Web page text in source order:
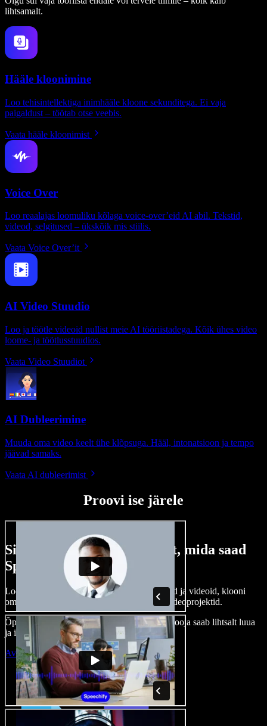
lihtsamalt.
Hääle kloonimine
Loo tehisintellektiga inimhääle kloone sekunditega. Ei vaja
paigaldust – töötab otse veebis.
Vaata hääle kloonimist
Voice Over
Loo reaalajas loomuliku kõlaga voice-over’eid AI abil. Tekstid,
videod, selgitused – ükskõik mis stiilis.
Vaata Voice Over’it
AI Video Stuudio
Loo ja töötle videoid nullist meie AI tööriistadega. Kõik ühes video
loome- ja töötlusstuudios.
Vaata Video Stuudiot
AI Dubleerimine
Muuda oma video keelt ühe klõpsuga. Hääl, intonatsioon ja tempo
jäävad samaks.
Vaata AI dubleerimist
Proovi ise järele
Siin on vaid väike osa sellest, mida saad
Speechify Studioga teha.
Loo voice-over’eid, kasuta tasuta pilte, helisid ja videoid, klooni
oma häält ja pane kokku terviklikud audio-videoprojektid.
Õppimiskõver puudub, kõik töötab veebis – looja saab lihtsalt luua
ja ideed kiiresti ellu viia.
Ava Studio